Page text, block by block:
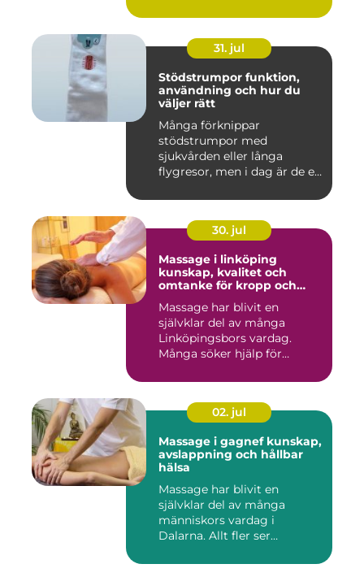
31. jul
Stödstrumpor funktion,
användning och hur du
väljer rätt
Många förknippar
stödstrumpor med
sjukvården eller långa
flygresor, men i dag är de ett
30. jul
Massage i linköping
kunskap, kvalitet och
omtanke för kropp och
Massage har blivit en
självklar del av många
Linköpingsbors vardag.
Många söker hjälp för
02. jul
Massage i gagnef kunskap,
avslappning och hållbar
hälsa
Massage har blivit en
självklar del av många
människors vardag i
Dalarna. Allt fler ser